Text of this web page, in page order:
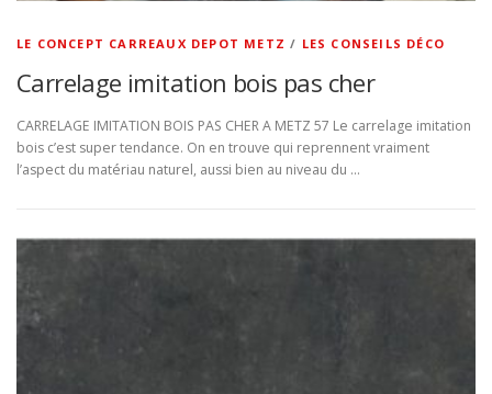
LE CONCEPT CARREAUX DEPOT METZ / LES CONSEILS DÉCO
Carrelage imitation bois pas cher
CARRELAGE IMITATION BOIS PAS CHER A METZ 57 Le carrelage imitation
bois c’est super tendance. On en trouve qui reprennent vraiment
l’aspect du matériau naturel, aussi bien au niveau du …